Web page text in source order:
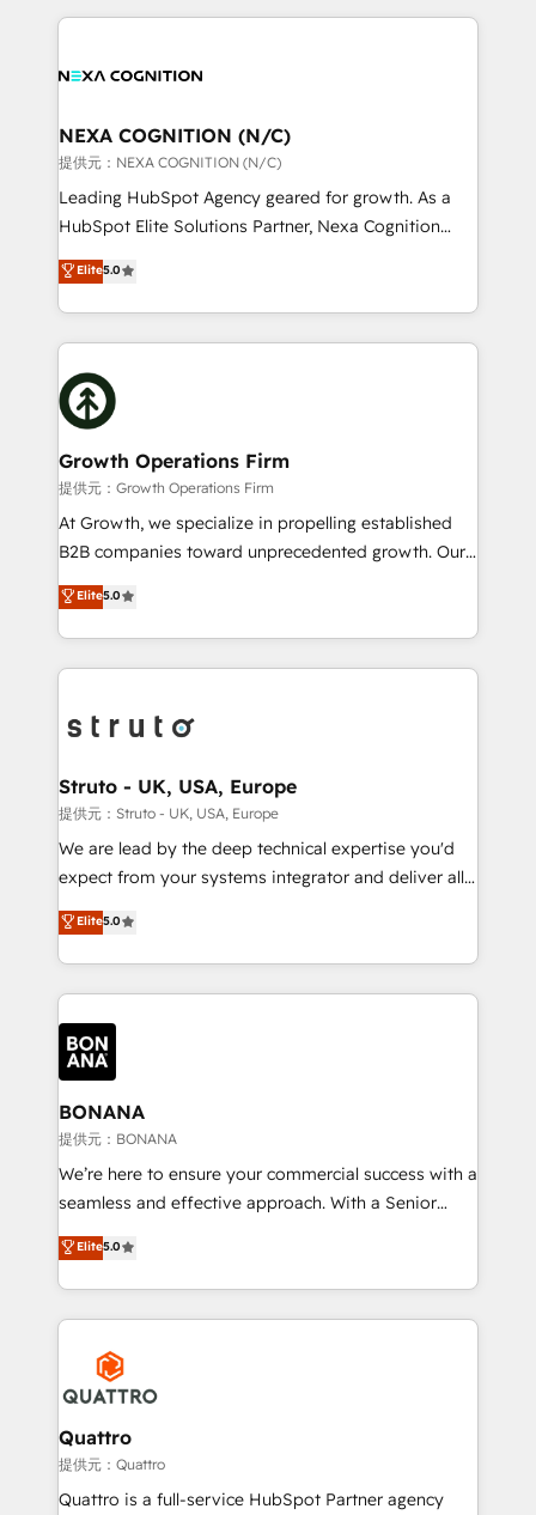
nerds who can harness HubSpot’s custom digital
experience. Working hand-in-hand with your team,
traffic, generates better leads and crushes your
revenue goals. We've worked with thousands of
HubSpot customers and we'd love to work with you
too! Clients come to us for: Advanced CRM solutions
HubSpot Data System Migrations between systems
to HubSpot New lead generation strategies Time-
website development Award-winning creative
design We live and breathe HubSpot and are ready
NEXA COGNITION (N/C)
提供元：NEXA COGNITION (N/C)
Leading HubSpot Agency geared for growth. As a
HubSpot Elite Solutions Partner, Nexa Cognition
ranks in the top 1% of global HubSpot Partners and
has been one of the longest-standing partners since
2012. We empower businesses to harness the full
potential of HubSpot by combining strategic
insights with technical excellence, we deliver
bespoke HubSpot solutions tailored to drive
measurable growth and operational efficiency. Why
Choose Nexa Cognition? 🚀 HubSpot Expertise: Our
certified team specialises in CRM implementation,
marketing automation, and revenue operations. 🤝
Custom Solutions: From onboarding and
HubSpot with your business needs. 🌟 Proven
Results: We’ve helped businesses of all sizes
Packages: Choose ongoing support or project-based
solutions. We offer service packages designed to fit
Elite5.0
Growth Operations Firm
提供元：Growth Operations Firm
At Growth, we specialize in propelling established
B2B companies toward unprecedented growth. Our
focus is on fine-tuning and enhancing your growth,
sales, and marketing operations. Unlike conventional
marketing agencies, we dive deep into the
operational aspects of your business, ensuring that
functioning optimally. With our expertise in leading
wealth of knowledge and experience to the table.
Our strategies are tailored to your business's unique
needs, ensuring a personalized approach that aligns
with your growth objectives.
Elite5.0
Struto - UK, USA, Europe
提供元：Struto - UK, USA, Europe
We are lead by the deep technical expertise you'd
expect from your systems integrator and deliver all
the agency services you'd expect from your
HubSpot Solutions Partner. As one of the UK's
longest-standing partners, we are experts at
maximising the value of the HubSpot platform and
building an integrated growth stack that brings your
business, operational and technical requirements to
life, and creates a 360˚ view of your customer to
help your teams do more. We specialise in HubSpot
technical services, website design and development
as well as agency services that help set you up for
success. Now, more than ever you need to connect
customer service. It's time to empower your teams
to create great customer experiences that generate
happen.
Elite5.0
BONANA
提供元：BONANA
We’re here to ensure your commercial success with a
seamless and effective approach. With a Senior
team that has 10+ years of experience in HubSpot,
we have a deep understanding of SaaS, Business
Services and E-commerce together with Retail. We
streamline and enhance your Sales, Marketing &
Service efforts, providing insights in your
commercial operations. We're good at RevOps,
automating and optimizing your marketing, sales &
service operations with AI, designing and building
your website, and we drive growth through Account-
Based Marketing, SEO, SEA and many other tactics.
Elite5.0
Quattro
提供元：Quattro
Quattro is a full-service HubSpot Partner agency